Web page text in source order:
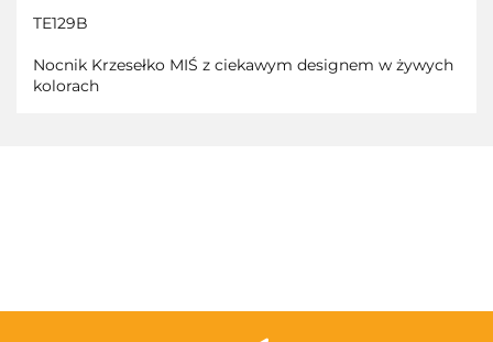
TE129B
Nocnik Krzesełko MIŚ z ciekawym designem w żywych
kolorach